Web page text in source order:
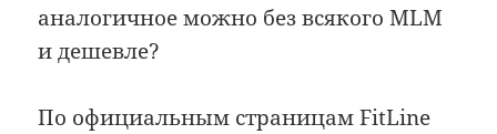
аналогичное можно без всякого MLM
и дешевле?
По официальным страницам FitLine